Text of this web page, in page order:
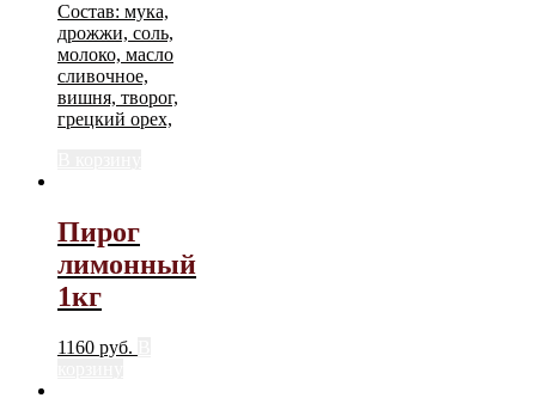
Состав: мука,
дрожжи, соль,
молоко, масло
сливочное,
вишня, творог,
грецкий орех,
Пирог
лимонный
1кг
1160 руб.